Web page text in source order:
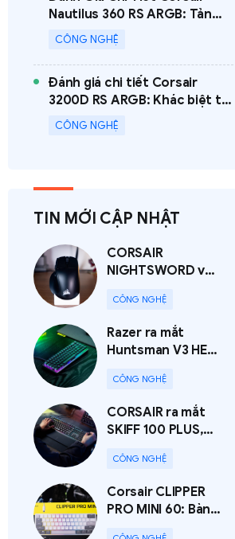
Nautilus 360 RS ARGB: Tản
Nhiệt 360mm Đáng Mua Nhất
Phân Khúc?
CÔNG NGHỆ
Đánh giá chi tiết Corsair
3200D RS ARGB: Khác biệt từ
mặt khói 3D đến khả năng
"cân" mượt tản AIO lớn
CÔNG NGHỆ
TIN MỚI CẬP NHẬT
CORSAIR
NIGHTSWORD v2
Không chỉ là
chuột gaming, đây
còn là "Stream
Deck thu nhỏ"
CÔNG NGHỆ
Razer ra mắt
Huntsman V3 HE
Bàn phím Hall
Effect dành cho
game thủ esports
CÔNG NGHỆ
CORSAIR ra mắt
SKIFF 100 PLUS,
HARPOON V2
WIRELESS: Bộ gear
đa năng cho cả
chơi game lẫn làm
việc
CÔNG NGHỆ
Corsair CLIPPER
PRO MINI 60: Bàn